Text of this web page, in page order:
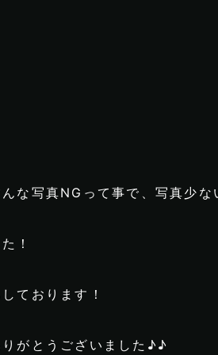
な写真NGって事で、写真少な
！
ております！
がとうございました♪♪